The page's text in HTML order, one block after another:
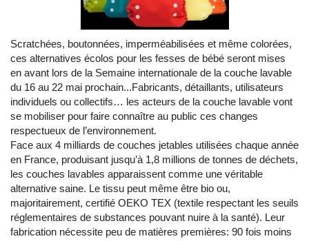
Scratchées, boutonnées, imperméabilisées et même colorées,
ces alternatives écolos pour les fesses de bébé seront mises
en avant lors de la Semaine internationale de la couche lavable
du 16 au 22 mai prochain...Fabricants, détaillants, utilisateurs
individuels ou collectifs… les acteurs de la couche lavable vont
se mobiliser pour faire connaître au public ces changes
respectueux de l’environnement.
Face aux 4 milliards de couches jetables utilisées chaque année
en France, produisant jusqu’à 1,8 millions de tonnes de déchets,
les couches lavables apparaissent comme une véritable
alternative saine. Le tissu peut même être bio ou,
majoritairement, certifié OEKO TEX (textile respectant les seuils
réglementaires de substances pouvant nuire à la santé). Leur
fabrication nécessite peu de matières premières: 90 fois moins